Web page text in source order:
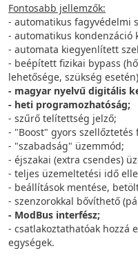
Fontosabb jellemzők:
- automatikus fagyvédelmi
- automatikus kondenzáció
- automata kiegyenlített
- beépített fizikai bypass
lehetősége, szükség
- magyar nyelvű digitális
- heti programozhatóság;
- szűrő telítettség jelző;
- "Boost" gyors szellőztetés
- "szabadság" üzemmód;
- éjszakai (extra csendes)
- teljes üzemeltetési idő
- beállítások mentése,
- szenzorokkal bővíthető
- ModBus interfész;
- csatlakoztathatóak hozzá
egységek.